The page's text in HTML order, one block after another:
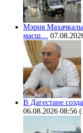
Мэрия
масш…
В Дагестане
06.08.2026 08:56